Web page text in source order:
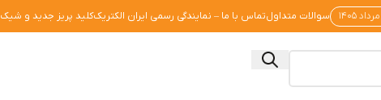
سوالات متداولتماس با ما – نمایندگی رسمی ایران الکتریککلید پریز جدید و شیک